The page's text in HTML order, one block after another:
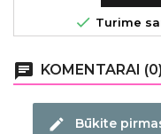
 Turime
chat KOMENTARAI (0)
edit Būkite